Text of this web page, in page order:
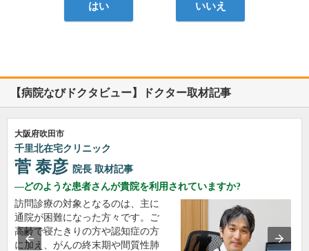
はい いいえ
【病院なびドクタビュー】ドクター取材記事
大阪府吹田市
千里北在宅クリニック
菅 泰彦 院長 取材記事
どのような患者さんが貴院を利用されていますか?
訪問診療の対象となるのは、主に
通院が困難になった方々です。ご
高齢で寝たきりの方や認知症の方
に加え、がんの終末期や間質性肺